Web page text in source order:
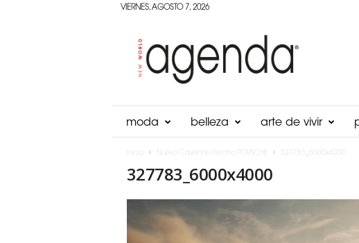
VIERNES, AGOSTO 7, 2026
Panama
moda belleza arte de vivir
Nuevo Cayenne Electric PORSCHE 327783_6000x4000
327783_6000x4000